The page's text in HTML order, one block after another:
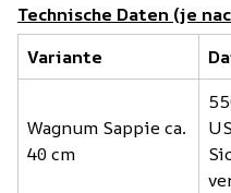
Technische Daten (je
Variante
Wagnum Sappie ca.
40 cm